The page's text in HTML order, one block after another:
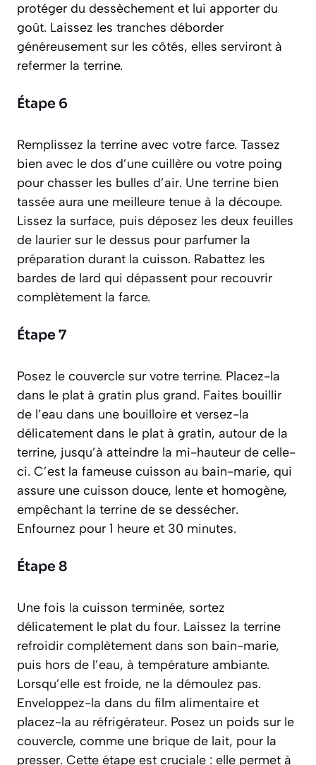
protéger du dessèchement et lui apporter du
goût. Laissez les tranches déborder
généreusement sur les côtés, elles serviront à
refermer la terrine.
Étape 6
Remplissez la terrine avec votre farce. Tassez
bien avec le dos d’une cuillère ou votre poing
pour chasser les bulles d’air. Une terrine bien
tassée aura une meilleure tenue à la découpe.
Lissez la surface, puis déposez les deux feuilles
de laurier sur le dessus pour parfumer la
préparation durant la cuisson. Rabattez les
bardes de lard qui dépassent pour recouvrir
complètement la farce.
Étape 7
Posez le couvercle sur votre terrine. Placez-la
dans le plat à gratin plus grand. Faites bouillir
de l’eau dans une bouilloire et versez-la
délicatement dans le plat à gratin, autour de la
terrine, jusqu’à atteindre la mi-hauteur de celle-
ci. C’est la fameuse cuisson au bain-marie, qui
assure une cuisson douce, lente et homogène,
empêchant la terrine de se dessécher.
Enfournez pour 1 heure et 30 minutes.
Étape 8
Une fois la cuisson terminée, sortez
délicatement le plat du four. Laissez la terrine
refroidir complètement dans son bain-marie,
puis hors de l’eau, à température ambiante.
Lorsqu’elle est froide, ne la démoulez pas.
Enveloppez-la dans du film alimentaire et
placez-la au réfrigérateur. Posez un poids sur le
couvercle, comme une brique de lait, pour la
presser. Cette étape est cruciale : elle permet à